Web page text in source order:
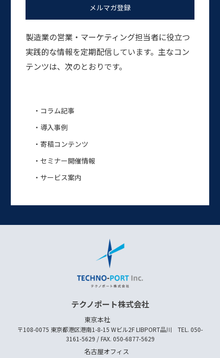
メルマガ登録
製造業の営業・マーケティング担当者に役立つ
実践的な情報を定期配信しています。主なコン
テンツは、次のとおりです。
・コラム記事
・導入事例
・寄稿コンテンツ
・セミナー開催情報
・サービス案内
テクノポート株式会社
東京本社
〒108-0075 東京都港区港南1-8-15 Wビル2F LIBPORT品川 TEL. 050-
3161-5629 / FAX. 050-6877-5629
名古屋オフィス